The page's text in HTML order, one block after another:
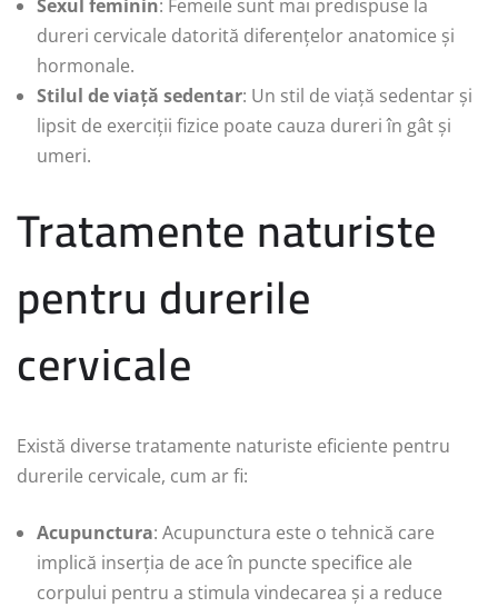
Sexul feminin: Femeile sunt mai predispuse la
dureri cervicale datorită diferențelor anatomice și
hormonale.
Stilul de viață sedentar: Un stil de viață sedentar și
lipsit de exerciții fizice poate cauza dureri în gât și
umeri.
Tratamente naturiste
pentru durerile
cervicale
Există diverse tratamente naturiste eficiente pentru
durerile cervicale, cum ar fi:
Acupunctura: Acupunctura este o tehnică care
implică inserția de ace în puncte specifice ale
corpului pentru a stimula vindecarea și a reduce